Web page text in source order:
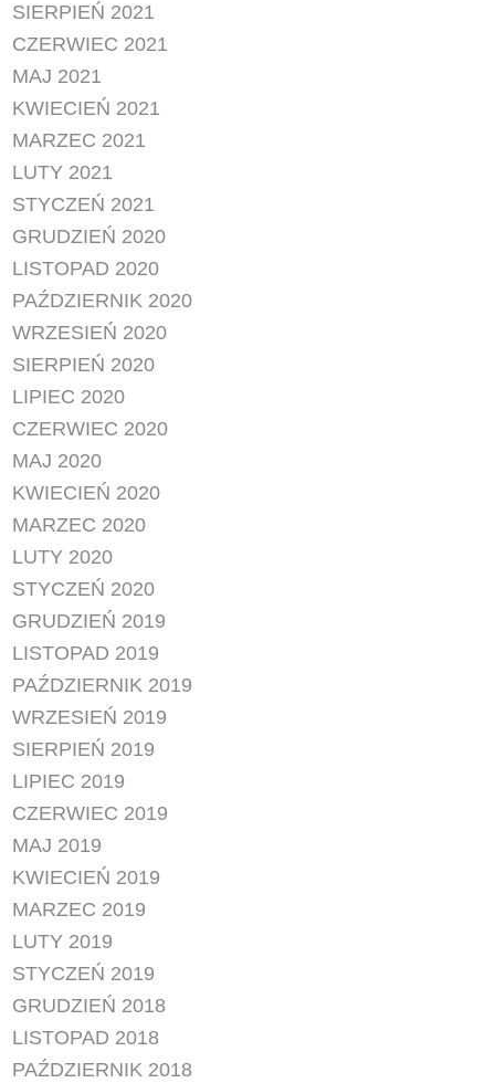
SIERPIEŃ 2021
CZERWIEC 2021
MAJ 2021
KWIECIEŃ 2021
MARZEC 2021
LUTY 2021
STYCZEŃ 2021
GRUDZIEŃ 2020
LISTOPAD 2020
PAŹDZIERNIK 2020
WRZESIEŃ 2020
SIERPIEŃ 2020
LIPIEC 2020
CZERWIEC 2020
MAJ 2020
KWIECIEŃ 2020
MARZEC 2020
LUTY 2020
STYCZEŃ 2020
GRUDZIEŃ 2019
LISTOPAD 2019
PAŹDZIERNIK 2019
WRZESIEŃ 2019
SIERPIEŃ 2019
LIPIEC 2019
CZERWIEC 2019
MAJ 2019
KWIECIEŃ 2019
MARZEC 2019
LUTY 2019
STYCZEŃ 2019
GRUDZIEŃ 2018
LISTOPAD 2018
PAŹDZIERNIK 2018